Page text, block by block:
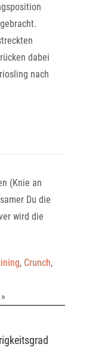
dabei
nach
(Knie an
Du die
wird die
, Crunch,